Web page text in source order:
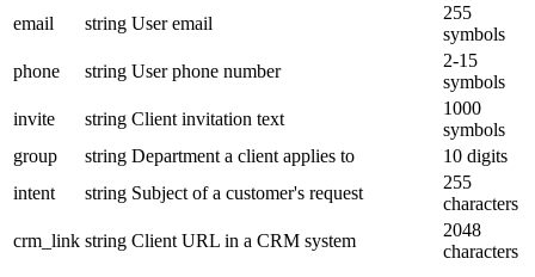
email
string User email
255
symbols
phone
string User phone number
2-15
symbols
invite
string Client invitation text
1000
symbols
group
string Department a client applies to
10 digits
intent
string Subject of a customer's request
255
characters
crm_link string Client URL in a CRM system
2048
characters